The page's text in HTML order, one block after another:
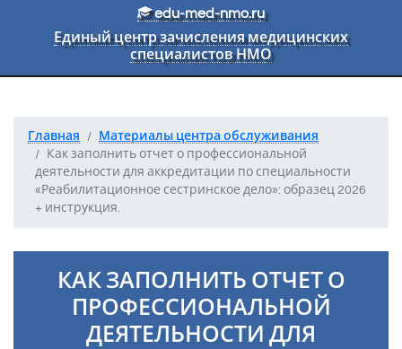
Перейти к основному текстуedu-med-nmo.ru
Единый центр зачисления медицинских
специалистов НМО
Главная
Материалы центра обслуживания
Как заполнить отчет о профессиональной
деятельности для аккредитации по специальности
«Реабилитационное сестринское дело»: образец 2026
+ инструкция.
КАК ЗАПОЛНИТЬ ОТЧЕТ О
ПРОФЕССИОНАЛЬНОЙ
ДЕЯТЕЛЬНОСТИ ДЛЯ